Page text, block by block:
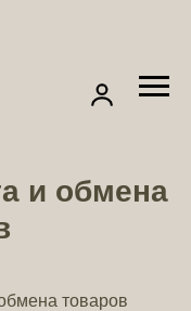
и обмена
товаров